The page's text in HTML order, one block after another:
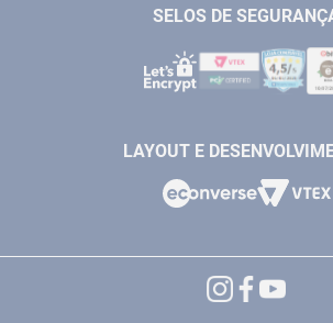
SELOS DE
LAYOUT E